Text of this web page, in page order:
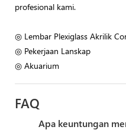
profesional kami.
◎ Lembar Plexiglass Akrilik
◎ Pekerjaan Lanskap
◎ Akuarium
FAQ
Apa keuntungan